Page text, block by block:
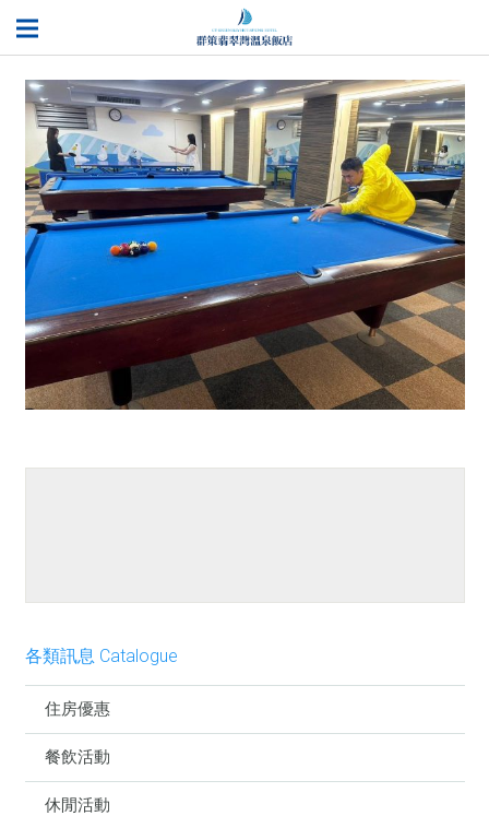
各類訊息 Catalogue
住房優惠
餐飲活動
休閒活動